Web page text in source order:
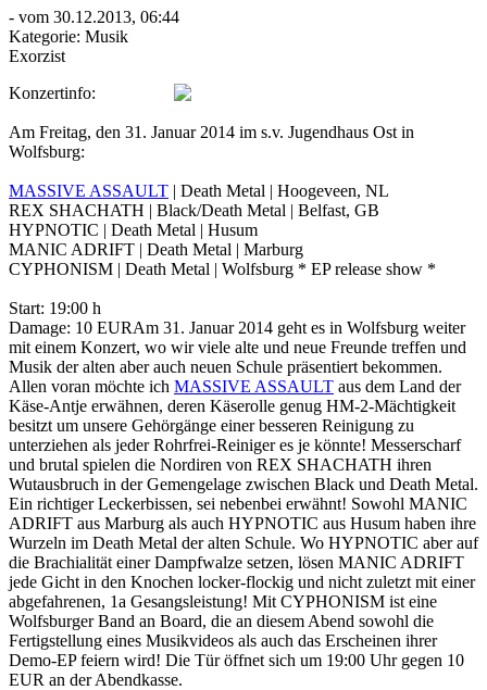
- vom 30.12.2013, 06:44
Kategorie: Musik
Exorzist
Konzertinfo:
Am Freitag, den 31. Januar 2014 im s.v. Jugendhaus Ost in
Wolfsburg:
MASSIVE ASSAULT | Death Metal | Hoogeveen, NL
REX SHACHATH | Black/Death Metal | Belfast, GB
HYPNOTIC | Death Metal | Husum
MANIC ADRIFT | Death Metal | Marburg
CYPHONISM | Death Metal | Wolfsburg * EP release show *
Start: 19:00 h
Damage: 10 EURAm 31. Januar 2014 geht es in Wolfsburg weiter
mit einem Konzert, wo wir viele alte und neue Freunde treffen und
Musik der alten aber auch neuen Schule präsentiert bekommen.
Allen voran möchte ich MASSIVE ASSAULT aus dem Land der
Käse-Antje erwähnen, deren Käserolle genug HM-2-Mächtigkeit
besitzt um unsere Gehörgänge einer besseren Reinigung zu
unterziehen als jeder Rohrfrei-Reiniger es je könnte! Messerscharf
und brutal spielen die Nordiren von REX SHACHATH ihren
Wutausbruch in der Gemengelage zwischen Black und Death Metal.
Ein richtiger Leckerbissen, sei nebenbei erwähnt! Sowohl MANIC
ADRIFT aus Marburg als auch HYPNOTIC aus Husum haben ihre
Wurzeln im Death Metal der alten Schule. Wo HYPNOTIC aber auf
die Brachialität einer Dampfwalze setzen, lösen MANIC ADRIFT
jede Gicht in den Knochen locker-flockig und nicht zuletzt mit einer
abgefahrenen, 1a Gesangsleistung! Mit CYPHONISM ist eine
Wolfsburger Band an Board, die an diesem Abend sowohl die
Fertigstellung eines Musikvideos als auch das Erscheinen ihrer
Demo-EP feiern wird! Die Tür öffnet sich um 19:00 Uhr gegen 10
EUR an der Abendkasse.